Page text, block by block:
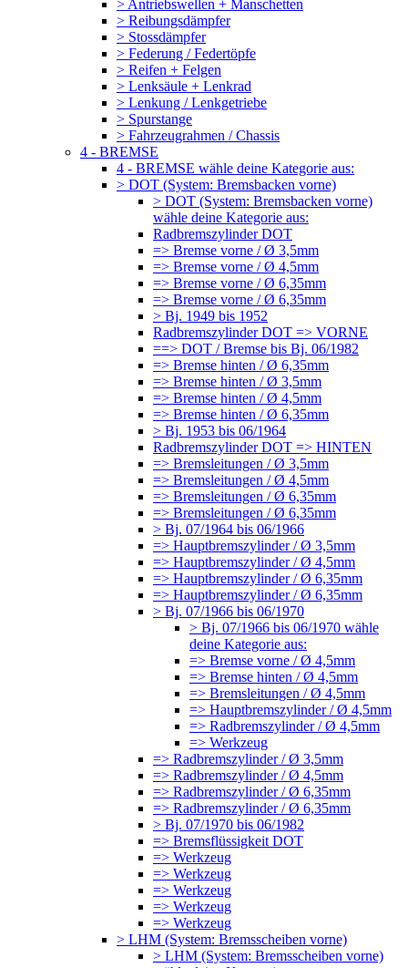
> Antriebswellen + Manschetten
> Reibungsdämpfer
> Stossdämpfer
> Federung / Federtöpfe
> Reifen + Felgen
> Lenksäule + Lenkrad
> Lenkung / Lenkgetriebe
> Spurstange
> Fahrzeugrahmen / Chassis
4 - BREMSE
4 - BREMSE wähle deine Kategorie aus:
> DOT (System: Bremsbacken vorne)
> DOT (System: Bremsbacken vorne)
wähle deine Kategorie aus:
Radbremszylinder DOT
=> Bremse vorne / Ø 3,5mm
=> Bremse vorne / Ø 4,5mm
=> Bremse vorne / Ø 6,35mm
=> Bremse vorne / Ø 6,35mm
> Bj. 1949 bis 1952
Radbremszylinder DOT => VORNE
==> DOT / Bremse bis Bj. 06/1982
=> Bremse hinten / Ø 6,35mm
=> Bremse hinten / Ø 3,5mm
=> Bremse hinten / Ø 4,5mm
=> Bremse hinten / Ø 6,35mm
> Bj. 1953 bis 06/1964
Radbremszylinder DOT => HINTEN
=> Bremsleitungen / Ø 3,5mm
=> Bremsleitungen / Ø 4,5mm
=> Bremsleitungen / Ø 6,35mm
=> Bremsleitungen / Ø 6,35mm
> Bj. 07/1964 bis 06/1966
=> Hauptbremszylinder / Ø 3,5mm
=> Hauptbremszylinder / Ø 4,5mm
=> Hauptbremszylinder / Ø 6,35mm
=> Hauptbremszylinder / Ø 6,35mm
> Bj. 07/1966 bis 06/1970
> Bj. 07/1966 bis 06/1970 wähle
deine Kategorie aus:
=> Bremse vorne / Ø 4,5mm
=> Bremse hinten / Ø 4,5mm
=> Bremsleitungen / Ø 4,5mm
=> Hauptbremszylinder / Ø 4,5mm
=> Radbremszylinder / Ø 4,5mm
=> Werkzeug
=> Radbremszylinder / Ø 3,5mm
=> Radbremszylinder / Ø 4,5mm
=> Radbremszylinder / Ø 6,35mm
=> Radbremszylinder / Ø 6,35mm
> Bj. 07/1970 bis 06/1982
=> Bremsflüssigkeit DOT
=> Werkzeug
=> Werkzeug
=> Werkzeug
=> Werkzeug
=> Werkzeug
> LHM (System: Bremsscheiben vorne)
> LHM (System: Bremsscheiben vorne)